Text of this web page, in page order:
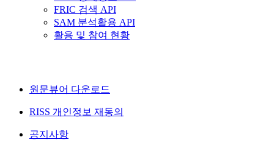
FRIC 검색 API
SAM 분석활용 API
활용 및 참여 현황
원문뷰어 다운로드
RISS 개인정보 재동의
공지사항